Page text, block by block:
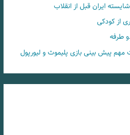
ایران قبل از انقلاب
از کودکی
طرفه
مهم پیش بینی بازی پلیموث و لیورپول